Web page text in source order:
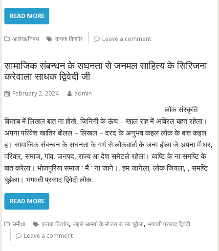
READ MORE
आलेख/निबंध कनक किशोर Leave a comment
सामाजिक संबन्धन के सघनता से जनमल साहित्य के सिरिजना
करेवाला साधक द्विवेदी जी
February 2, 2024 admin
लोक संस्कृति
किताब में लिखल बात ना होखे, जिनिगी के ऊंच – खाल राह में अविरल बहत रहेला।
अपना परिवेश खातिर बोलल – लिखल – दरद के अनुभव कइल लोक के बात कइल
ह। सामाजिक संबन्धन के सघनता के गर्भ से लोकवार्ता के जन्म होला जे अपना में घर,
परिवार, समाज, गांव, जनपद, राज्य आ देश समेटले रहेला। व्यष्टि के ना समष्टि के
बात करेला। भोजपुरिया समाज ‘ मैं ‘ ना जाने।, हम जानेला, लोक जियला, , समष्टि
बुझेला। भगवती प्रसाद द्विवेदी लोक…
READ MORE
समीक्षा कनक किशोर,जइसे आमवाँ के मोजरा से रस चूवेला,भगवती प्रसाद द्विवेदी
Leave a comment